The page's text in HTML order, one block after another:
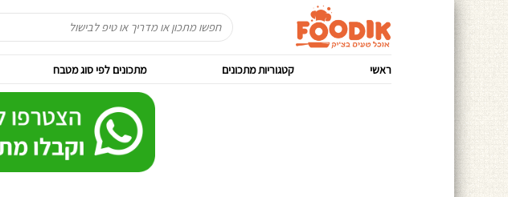
ראשי קטגוריות מתכונים מתכונים לפי סוג מטבח